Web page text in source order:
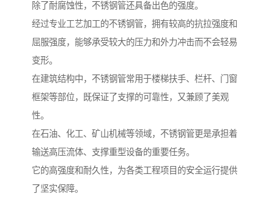
除了耐腐蚀性，不锈钢管还具备出色的强度。
经过专业工艺加工的不锈钢管，拥有较高的抗拉强度和
屈服强度，能够承受较大的压力和外力冲击而不会轻易
变形。
在建筑结构中，不锈钢管常用于楼梯扶手、栏杆、门窗
框架等部位，既保证了支撑的可靠性，又兼顾了美观
性。
在石油、化工、矿山机械等领域，不锈钢管更是承担着
输送高压流体、支撑重型设备的重要任务。
它的高强度和耐久性，为各类工程项目的安全运行提供
了坚实保障。